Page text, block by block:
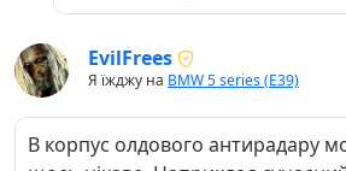
EvilFrees
Я їжджу на BMW 5 series (E39)
В корпус олдового антирадару